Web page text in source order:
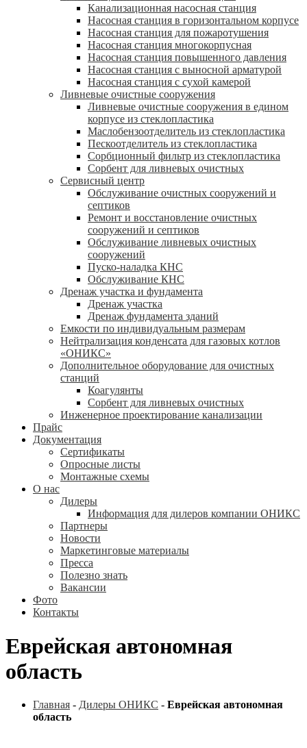
Канализационная насосная станция
Насосная станция в горизонтальном корпусе
Насосная станция для пожаротушения
Насосная станция многокорпусная
Насосная станция повышенного давления
Насосная станция с выносной арматурой
Насосная станция с сухой камерой
Ливневые очистные сооружения
Ливневые очистные сооружения в едином
корпусе из стеклопластика
Маслобензоотделитель из стеклопластика
Пескоотделитель из стеклопластика
Сорбционный фильтр из стеклопластика
Сорбент для ливневых очистных
Сервисный центр
Обслуживание очистных сооружений и
септиков
Ремонт и восстановление очистных
сооружений и септиков
Обслуживание ливневых очистных
сооружений
Пуско-наладка КНС
Обслуживание КНС
Дренаж участка и фундамента
Дренаж участка
Дренаж фундамента зданий
Емкости по индивидуальным размерам
Нейтрализация конденсата для газовых котлов
«ОНИКС»
Дополнительное оборудование для очистных
станций
Коагулянты
Сорбент для ливневых очистных
Инженерное проектирование канализации
Прайс
Документация
Сертификаты
Опросные листы
Монтажные схемы
О нас
Дилеры
Информация для дилеров компании ОНИКС
Партнеры
Новости
Маркетинговые материалы
Пресса
Полезно знать
Вакансии
Фото
Контакты
Еврейская автономная
область
Главная - Дилеры ОНИКС - Еврейская автономная
область